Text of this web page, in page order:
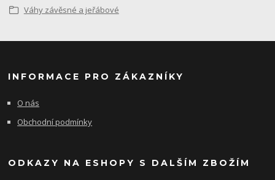
Váhy závěsné a jeřábové
INFORMACE PRO ZÁKAZNÍKY
O nás
Obchodní podmínky
ODKAZY NA ESHOPY S DALŠÍM ZBOŽÍM